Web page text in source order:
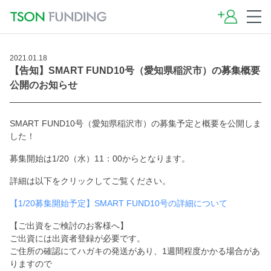
2021.01.18
【告知】SMART FUND10号（愛知県稲沢市）の募集概要
公開のお知らせ
SMART FUND10号（愛知県稲沢市）の募集予定と概要を公開しま
した！
募集開始は1/20（水）11：00からとなります。
詳細は以下をクリックしてご覧ください。
【1/20募集開始予定】SMART FUND10号の詳細について
【ご出資をご検討のお客様へ】
ご出資には出資者登録が必要です。
ご住所の確認にてハガキの発送があり、1週間程度かかる場合があ
りますので